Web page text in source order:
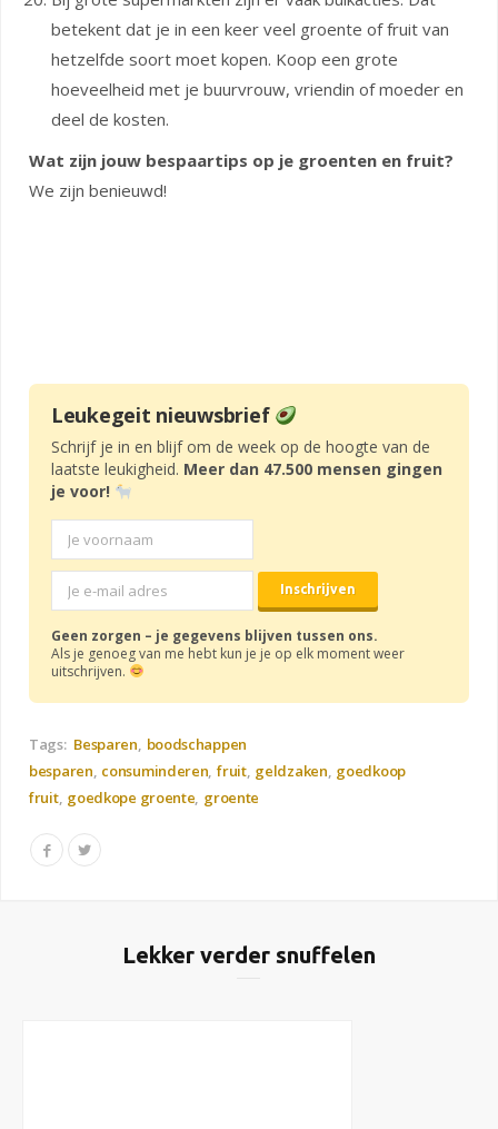
betekent dat je in een keer veel groente of fruit van
hetzelfde soort moet kopen. Koop een grote
hoeveelheid met je buurvrouw, vriendin of moeder en
deel de kosten.
Wat zijn jouw bespaartips op je groenten en fruit?
We zijn benieuwd!
Leukegeit nieuwsbrief
Schrijf je in en blijf om de week op de hoogte van de
laatste leukigheid. Meer dan 47.500 mensen gingen
je voor!
Geen zorgen – je gegevens blijven tussen ons.
Als je genoeg van me hebt kun je je op elk moment weer
uitschrijven.
Tags: Besparen boodschappen
besparen consuminderen fruit geldzaken goedkoop
fruit goedkope groente groente
Lekker verder snuffelen